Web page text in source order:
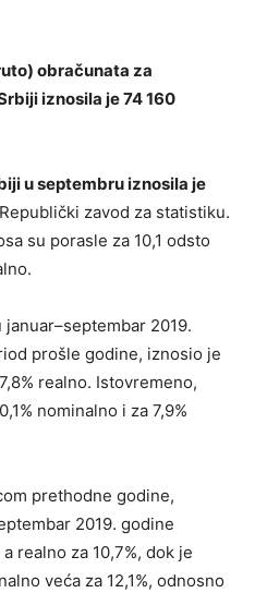
obračunata za
iznosila je 74 160
u septembru iznosila je
zavod za statistiku.
su porasle za 10,1 odsto
2019.
prošle godine, iznosio je
realno. Istovremeno,
nominalno i za 7,9%
prethodne godine,
2019. godine
realno za 10,7%, dok je
veća za 12,1%, odnosno